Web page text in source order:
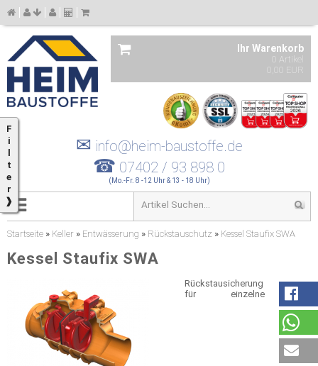
Ihr Warenkorb
0 Artikel
0,00 EUR
✉ info@heim-baustoffe.de
☎ 07402 / 93 898 0
(Mo.-Fr. 8 -12 Uhr & 13 - 18 Uhr)
Startseite » Keller » Entwässerung » Rückstauschutz » Kessel Staufix SWA
Kessel Staufix SWA
Rückstausicherung
für einzelne
F
i
t
e
r
❱